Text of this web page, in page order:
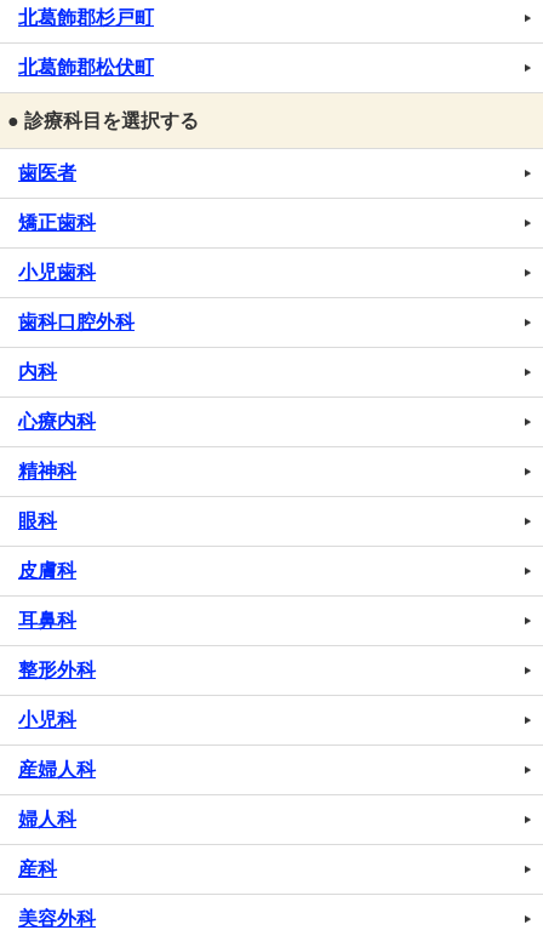
北葛飾郡杉戸町
北葛飾郡松伏町
● 診療科目を選択する
歯医者
矯正歯科
小児歯科
歯科口腔外科
内科
心療内科
精神科
眼科
皮膚科
耳鼻科
整形外科
小児科
産婦人科
婦人科
産科
美容外科